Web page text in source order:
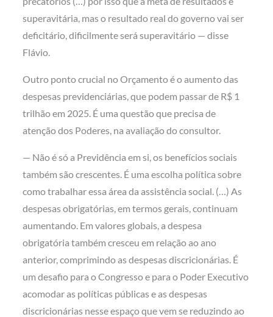
superavitária, mas o resultado real do governo vai ser
deficitário, dificilmente será superavitário — disse
Flávio.
Outro ponto crucial no Orçamento é o aumento das
despesas previdenciárias, que podem passar de R$ 1
trilhão em 2025. É uma questão que precisa de
atenção dos Poderes, na avaliação do consultor.
— Não é só a Previdência em si, os benefícios sociais
também são crescentes. É uma escolha política sobre
como trabalhar essa área da assistência social. (…) As
despesas obrigatórias, em termos gerais, continuam
aumentando. Em valores globais, a despesa
obrigatória também cresceu em relação ao ano
anterior, comprimindo as despesas discricionárias. É
um desafio para o Congresso e para o Poder Executivo
acomodar as políticas públicas e as despesas
discricionárias nesse espaço que vem se reduzindo ao